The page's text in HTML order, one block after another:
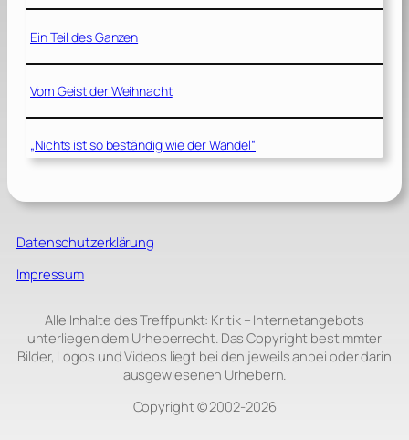
Ein Teil des Ganzen
Vom Geist der Weihnacht
„Nichts ist so beständig wie der Wandel“
Datenschutzerklärung
Impressum
Alle Inhalte des Treffpunkt: Kritik – Internetangebots
unterliegen dem Urheberrecht. Das Copyright bestimmter
Bilder, Logos und Videos liegt bei den jeweils anbei oder darin
ausgewiesenen Urhebern.
Copyright © 2002‑2026